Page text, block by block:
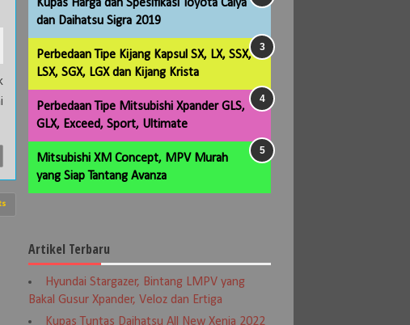
Kupas Harga dan Spesifikasi Toyota Calya
dan Daihatsu Sigra 2019
Perbedaan Tipe Kijang Kapsul SX, LX, SSX,
LSX, SGX, LGX dan Kijang Krista
Perbedaan Tipe Mitsubishi Xpander GLS,
GLX, Exceed, Sport, Ultimate
Mitsubishi XM Concept, MPV Murah
yang Siap Tantang Avanza
Artikel Terbaru
Hyundai Stargazer, Bintang LMPV yang
Bakal Gusur Xpander, Veloz dan Ertiga
Kupas Tuntas Daihatsu All New Xenia 2022